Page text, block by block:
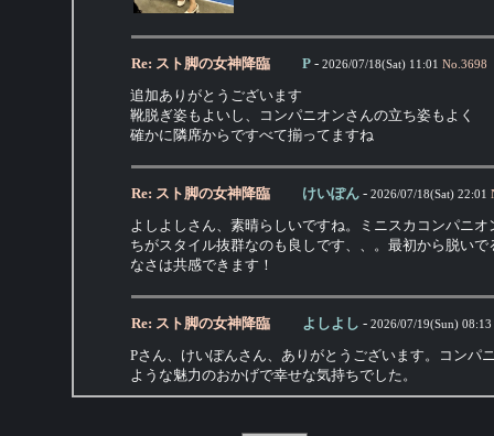
Re: スト脚の女神降臨 P - 2026/07/18(Sat) 11:01 No.3698
追加ありがとうございます
靴脱ぎ姿もよいし、コンパニオンさんの立ち姿もよく
確かに隣席からですべて揃ってますね
Re: スト脚の女神降臨 けいぽん - 2026/07/18(Sat) 22:01
よしよしさん、素晴らしいですね。ミニスカコンパニ
ちがスタイル抜群なのも良しです、、。最初から脱い
なさは共感できます！
Re: スト脚の女神降臨 よしよし - 2026/07/19(Sun) 08:13
Pさん、けいぽんさん、ありがとうございます。コンパ
ような魅力のおかげで幸せな気持ちでした。